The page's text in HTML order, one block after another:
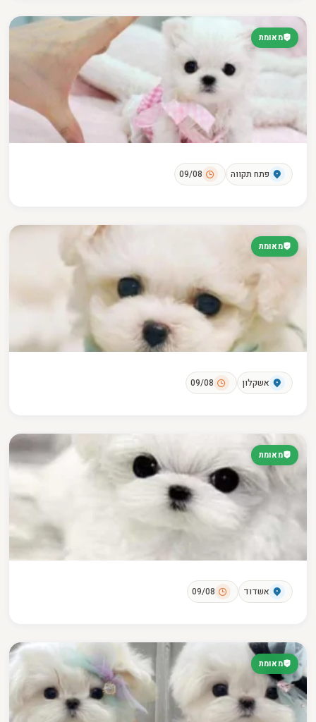
מאומת
פתח תקווה 09/08
מאומת
אשקלון 09/08
מאומת
אשדוד 09/08
מאומת